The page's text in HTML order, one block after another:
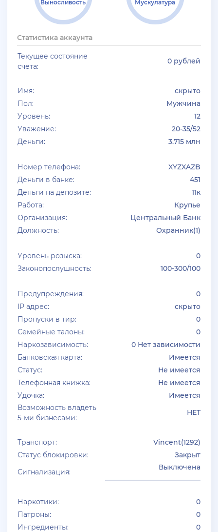
+ 10 руб 01 Июля 2026г в 19:44
Продам аккаунт Evolve Rp С GoldVip навсегда и с
деньгами
jagermeister
залил много акков Advance RP по 5р
Выносливость Мускулатура
Статистика аккаунта
Текущее состояние
счета:
0 рублей
Имя:
скрыто
Пол:
Мужчина
Уровень:
12
Уважение:
20-35/52
Деньги:
3.715 млн
Номер телефона:
XYZXAZB
Деньги в банке:
451
Деньги на депозите:
11к
Работа:
Крупье
Организация:
Центральный Банк
Должность:
Охранник(1)
Уровень розыска:
0
Законопослушность:
100-300/100
Предупреждения:
0
IP адрес:
скрыто
Пропуски в тир:
0
Семейные талоны:
0
Наркозависимость:
0 Нет зависимости
Банковская карта:
Имеется
Статус:
Не имеется
Телефонная книжка:
Не имеется
Удочка:
Имеется
Возможность владеть
5-ми бизнесами:
НЕТ
Транспорт:
Vincent(1292)
Статус блокировки:
Закрыт
Сигнализация:
Выключена
Наркотики:
0
Патроны:
0
Ингредиенты:
0